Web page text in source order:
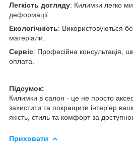
Легкість догляду: Килимки легко
деформації.
Екологічність: Використовуються
матеріали.
Сервіс: Професійна консультація,
оплата.
Підсумок:
Килимки в салон - це не просто
захистити та покращити інтер'ер
якість, стиль та комфорт за
Приховати